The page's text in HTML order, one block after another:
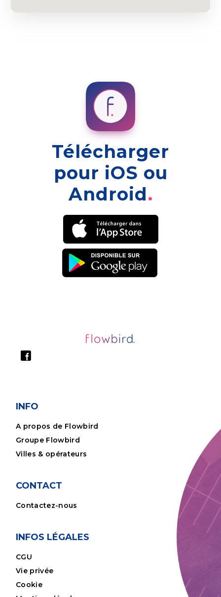
Télécharger
pour iOS ou
Android
INFO
A propos de Flowbird
Groupe Flowbird
Villes & opérateurs
CONTACT
Contactez-nous
INFOS LÉGALES
CGU
Vie privée
Cookie